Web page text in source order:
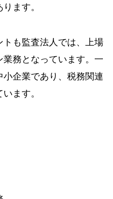
ます。
も監査法人では、上場
務となっています。一
企業であり、税務関連
ます。